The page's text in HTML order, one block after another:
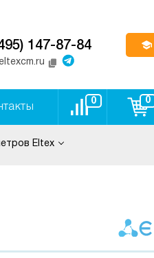
147-87-84
0 0
Eltex